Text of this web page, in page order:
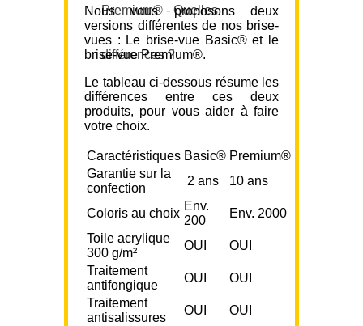
Premium® - Quelles
différences ?
Nous vous proposons deux
versions différentes de nos brise-
vues : Le brise-vue Basic® et le
brise-vue Premium®.
Le tableau ci-dessous résume les
différences entre ces deux
produits, pour vous aider à faire
votre choix.
Caractéristiques Basic® Premium®
Garantie sur la
confection
2 ans 10 ans
Coloris au choix
Env.
200
Env. 2000
Toile acrylique
300 g/m²
OUI
OUI
Traitement
antifongique
OUI
OUI
Traitement
antisalissures
OUI
OUI